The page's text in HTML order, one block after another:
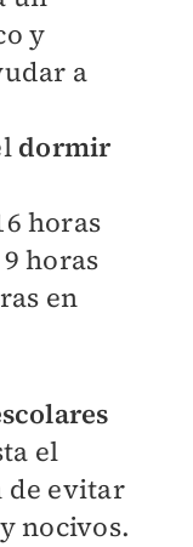
y
a
dormir
horas
horas
en
el
de evitar
nocivos.